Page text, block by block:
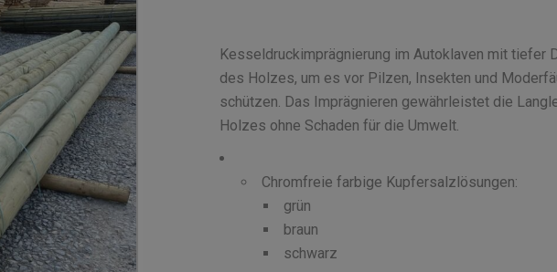
Kesseldruckimprägnierung im Autoklaven mit tiefer
des Holzes, um es vor Pilzen, Insekten und
schützen. Das Imprägnieren gewährleistet die
Holzes ohne Schaden für die Umwelt.
Chromfreie farbige Kupfersalzlösungen:
grün
braun
schwarz